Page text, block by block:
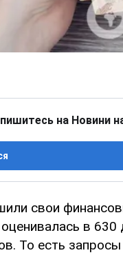
на Новини
свои
в 630
То есть запросы